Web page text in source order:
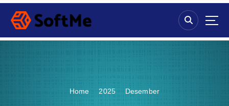
S
p
Home 2025 Desember